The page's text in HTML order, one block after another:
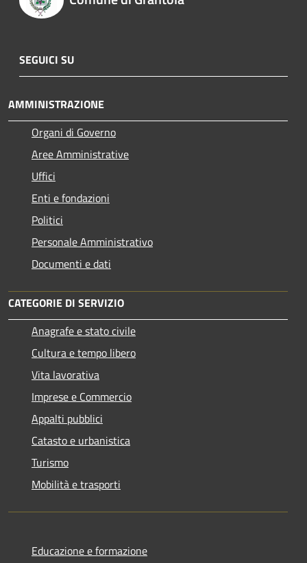
SEGUICI SU
AMMINISTRAZIONE
Organi di Governo
Aree Amministrative
Uffici
Enti e fondazioni
Politici
Personale Amministrativo
Documenti e dati
CATEGORIE DI SERVIZIO
Anagrafe e stato civile
Cultura e tempo libero
Vita lavorativa
Imprese e Commercio
Appalti pubblici
Catasto e urbanistica
Turismo
Mobilità e trasporti
Educazione e formazione